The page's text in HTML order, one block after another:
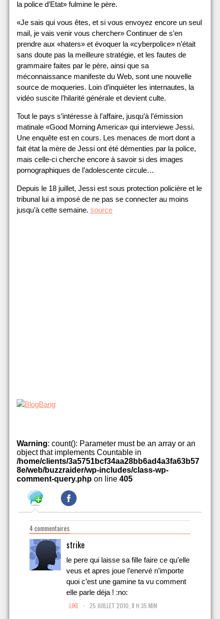
la police d’Etat» fulmine le père.
«Je sais qui vous êtes, et si vous envoyez encore un seul
mail, je vais venir vous chercher» Continuer de s’en
prendre aux «haters» et évoquer la «cyberpolice» n’était
sans doute pas la meilleure stratégie, et les fautes de
grammaire faites par le père, ainsi que sa
méconnaissance manifeste du Web, sont une nouvelle
source de moqueries. Loin d’inquiéter les internautes, la
vidéo suscite l’hilarité générale et devient culte.
Tout le pays s’intéresse à l’affaire, jusqu’à l’émission
matinale «Good Morning America» qui interviewe Jessi.
Une enquête est en cours. Les menaces de mort dont a
fait état la mère de Jessi ont été démenties par la police,
mais celle-ci cherche encore à savoir si des images
pornographiques de l’adolescente circule…
Depuis le 18 juillet, Jessi est sous protection policière et le
tribunal lui a imposé de ne pas se connecter au moins
jusqu’à cette semaine. source
Warning: count(): Parameter must be an array or an
object that implements Countable in
/home/clients/3a5751bcf34aa28bb6ad4a3fa63b57
8e/web/buzzraider/wp-includes/class-wp-
comment-query.php on line 405
4 commentaires
strike
le pere qui laisse sa fille faire ce qu’elle
veus et apres joue l’enervé n’importe
quoi c’est une gamine ta vu comment
elle parle déja ! :no:
LIKE . 25 JUILLET 2010, 8 H 35 MIN